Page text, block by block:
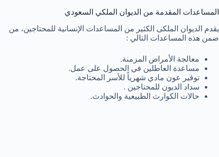
المساعدات المقدمة من الديوان الملكي السعودي
يقدم الديوان الملكى الكثير من المساعدات الإنسانية للمحتاجين، من
ضمن هذه المساعدات التالي :
معالجة الأمراض المزمنة.
مساعدة العاطلين في الحصول على عمل.
توفير عون مادي شهرياً للأسر المحتاجة.
سداد الديون للمحتاجين .
حالات الكوارث الطبيعية والحوادث.